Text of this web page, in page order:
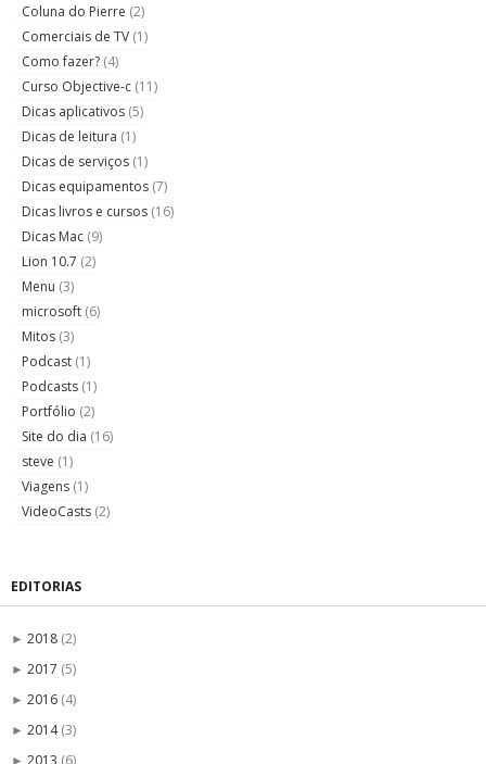
Coluna do Pierre (2)
Comerciais de TV (1)
Como fazer? (4)
Curso Objective-c (11)
Dicas aplicativos (5)
Dicas de leitura (1)
Dicas de serviços (1)
Dicas equipamentos (7)
Dicas livros e cursos (16)
Dicas Mac (9)
Lion 10.7 (2)
Menu (3)
microsoft (6)
Mitos (3)
Podcast (1)
Podcasts (1)
Portfólio (2)
Site do dia (16)
steve (1)
Viagens (1)
VideoCasts (2)
EDITORIAS
► 2018 (2)
► 2017 (5)
► 2016 (4)
► 2014(3)
► 2013 (6)